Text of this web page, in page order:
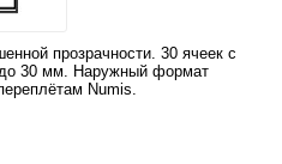
прозрачности. 30 ячеек с
30 мм. Наружный формат
Numis.